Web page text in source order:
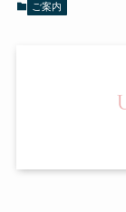
ご案内